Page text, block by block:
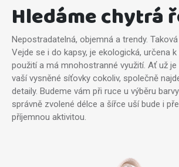
Hledáme chytrá
Nepostradatelná, objemná a trendy.
Vejde se i do kapsy, je ekologická, určena
použití a má mnohostranné využití. Ať už
vaší vysněné síťovky cokoliv, společně
detaily. Budeme vám při ruce u výběru
správně zvolené délce a šířce uší bude i
příjemnou aktivitou.